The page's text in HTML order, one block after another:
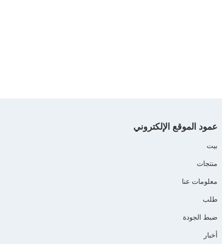
عمود الموقع الإلكتروني
بيت
منتجات
معلومات عنا
طلب
ضبط الجودة
أخبار